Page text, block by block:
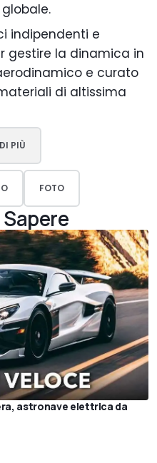
indipendenti e
gestire la dinamica in
e curato
di altissima
PIÙ
FOTO
astronave elettrica da